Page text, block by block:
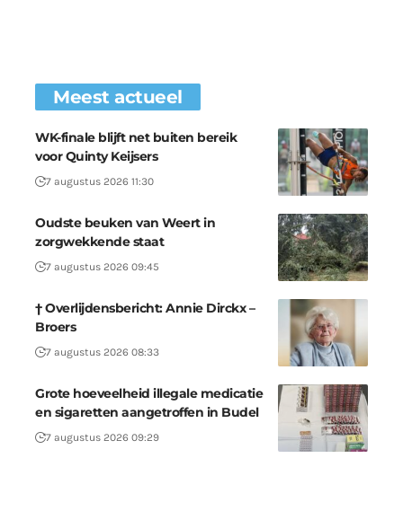
Meest actueel
WK-finale blijft net buiten bereik
voor Quinty Keijsers
7 augustus 2026 11:30
Oudste beuken van Weert in
zorgwekkende staat
7 augustus 2026 09:45
† Overlijdensbericht: Annie Dirckx –
Broers
7 augustus 2026 08:33
Grote hoeveelheid illegale medicatie
en sigaretten aangetroffen in Budel
7 augustus 2026 09:29